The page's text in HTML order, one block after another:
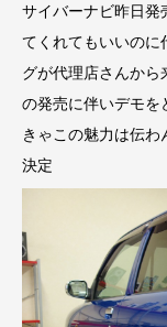
サイバーナビ昨日発
てくれてもいいのに
グが代理店さんか
の発売に伴いデモを
きゃこの魅力は伝わ
決定